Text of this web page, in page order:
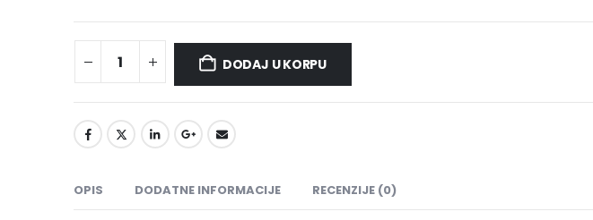
DODAJ U KORPU
OPIS DODATNE INFORMACIJE RECENZIJE (0)